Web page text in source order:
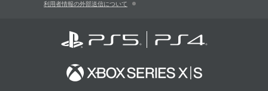
利用者情報の外部送信について